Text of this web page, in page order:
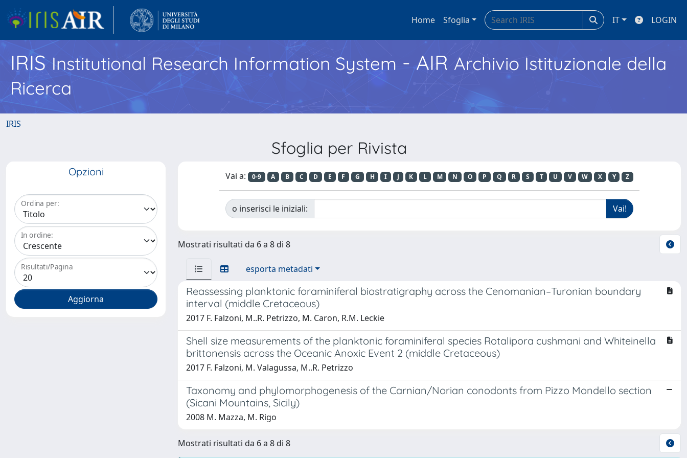
Home Sfoglia IT LOGIN
IRISInstitutional Research Information System - AIR Archivio Istituzionale della
Ricerca
IRIS
Sfoglia per Rivista
Opzioni
Ordina per:
In ordine:
Risultati/Pagina
Vai a: 0-9 A B C D E F G H I J K L M N O P Q R S T U V W X Y Z
o inserisci le iniziali:
Mostrati risultati da 6 a 8 di 8
esporta metadati
Reassessing planktonic foraminiferal biostratigraphy across the Cenomanian–Turonian boundary
interval (middle Cretaceous)
2017 F. Falzoni, M..R. Petrizzo, M. Caron, R.M. Leckie
Shell size measurements of the planktonic foraminiferal species Rotalipora cushmani and Whiteinella
brittonensis across the Oceanic Anoxic Event 2 (middle Cretaceous)
2017 F. Falzoni, M. Valagussa, M..R. Petrizzo
Taxonomy and phylomorphogenesis of the Carnian/Norian conodonts from Pizzo Mondello section
(Sicani Mountains, Sicily)
2008 M. Mazza, M. Rigo
Mostrati risultati da 6 a 8 di 8